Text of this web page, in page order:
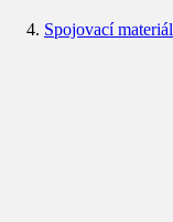
Spojovací materiál